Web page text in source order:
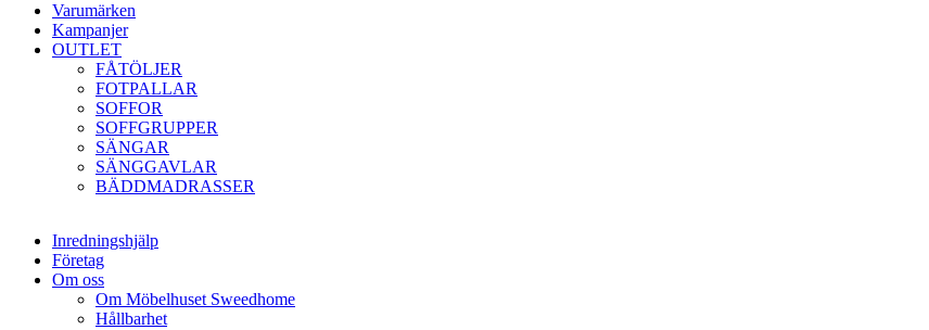
Varumärken
Kampanjer
OUTLET
FÅTÖLJER
FOTPALLAR
SOFFOR
SOFFGRUPPER
SÄNGAR
SÄNGGAVLAR
BÄDDMADRASSER
Inredningshjälp
Företag
Om oss
Om Möbelhuset Sweedhome
Hållbarhet